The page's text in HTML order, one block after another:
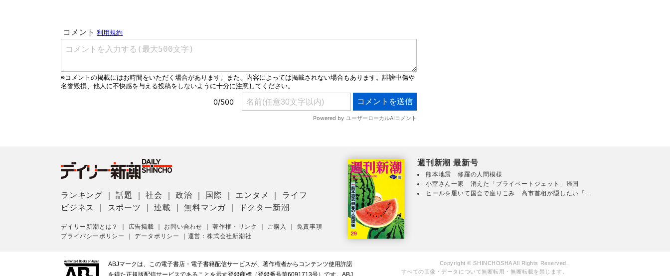
ランキング ｜話題 ｜社会 ｜政治 国際 エンタメ
ライフ
ビジネス
スポーツ ｜連載 ｜無料マンガ ドクター新潮
デイリー新潮とは？ ｜ 広告掲載 ｜ お問い合わせ ｜著作権・リンク ｜ ご購入 ｜免責事項
プライバシーポリシー
｜データポリシー ｜ 運営：株式会社新潮社
週刊新潮 最新号
熊本地震 修羅の人間模様
小室さん一家 消えた「プライベートジェット」帰国
ヒールを履いて国会で座りこみ 高市首相が隠したい「...
ABJマークは、この電子書店・電子書籍配信サービスが、著作権者からコンテンツ使用許諾
を得た正規版配信サービスであることを示す登録商標（登録番号第6091713号）です。ABJ
Copyright © SHINCHOSHA All Rights Reserved.
すべての画像・データについて無断転用・無断転載を禁じます。